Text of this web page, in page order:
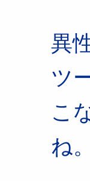
異
ツ
こ
ね。